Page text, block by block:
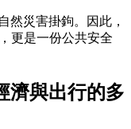
然災害掛鉤。因此，
更是一份公共安全
濟與出行的多